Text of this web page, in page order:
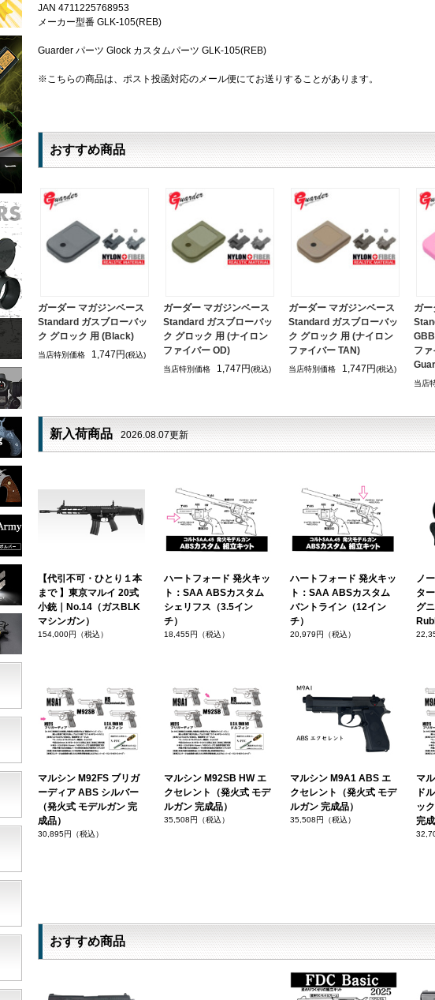
JAN 4711225768953
メーカー型番 GLK-105(REB)
Guarder パーツ Glock カスタムパーツ GLK-105(REB)
※こちらの商品は、ポスト投函対応のメール便にてお送りすることがあります。
おすすめ商品
ガーダー マガジンベース
Standard ガスブローバッ
ク グロック 用 (Black)
当店特別価格 1,747円(税込)
ガーダー マガジンベース
Standard ガスブローバッ
ク グロック 用 (ナイロン
ファイバー OD)
当店特別価格 1,747円(税込)
ガーダー マガジンベース
Standard ガスブローバッ
ク グロック 用 (ナイロン
ファイバー TAN)
当店特別価格 1,747円(税込)
ガ
フ
当店
新入荷商品 2026.08.07更新
【代引不可・ひとり１本
まで 】東京マルイ 20式
小銃｜No.14（ガスBLK
マシンガン）
154,000円（税込）
ハートフォード 発火キッ
ト：SAA ABSカスタム
シェリフス（3.5イン
チ）
18,455円（税込）
ハートフォード 発火キッ
ト：SAA ABSカスタム
バントライン（12イン
チ）
20,979円（税込）
ノ
タ
グ
マルシン M92FS ブリガ
ーディア ABS シルバー
（発火式 モデルガン 完
成品）
30,895円（税込）
マルシン M92SB HW エ
クセレント（発火式 モデ
ルガン 完成品）
35,508円（税込）
マルシン M9A1 ABS エ
クセレント（発火式 モデ
ルガン 完成品）
35,508円（税込）
マ
ド
ッ
完
おすすめ商品